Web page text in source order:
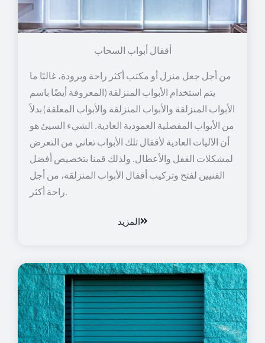
أقفال أبواب السحاب
من أجل جعل منزل أو مكتب أكثر راحة وبرودة، غالبًا ما
يتم استخدام الأبواب المنزلقة (المعروفة أيضًا باسم
الأبواب المنزلقة والأبواب المنزلقة والأبواب المعلقة) بدلاً
من الأبواب المفصلية العمودية العادية. الشيء السيئ هو
أن الآليات العادية لأقفال تلك الأبواب تعاني من التعرض
لمشكلات القفل والأعطال. ولذلك قمنا بتخصيص أفضل
الفنيين لفتح وتركيب أقفال الأبواب المنزلقة، من أجل
راحة أكثر.
المزيد